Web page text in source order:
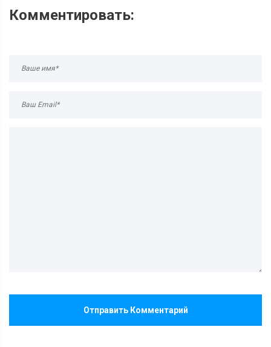
Комментировать:
Отправить Комментарий